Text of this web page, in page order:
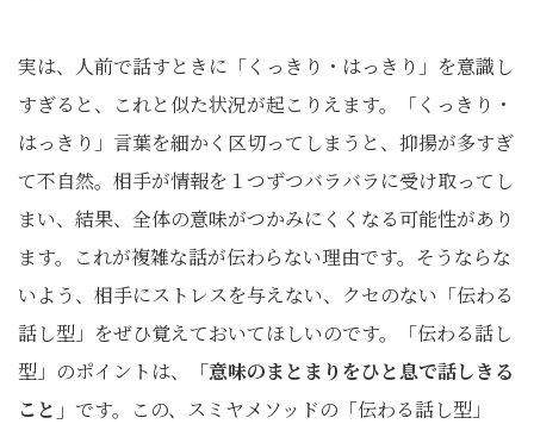
実は、人前で話すときに「くっきり・はっきり」を意識し
すぎると、これと似た状況が起こりえます。「くっきり・
はっきり」言葉を細かく区切ってしまうと、抑揚が多すぎ
て不自然。相手が情報を１つずつバラバラに受け取ってし
まい、結果、全体の意味がつかみにくくなる可能性があり
ます。これが複雑な話が伝わらない理由です。そうならな
いよう、相手にストレスを与えない、クセのない「伝わる
話し型」をぜひ覚えておいてほしいのです。「伝わる話し
型」のポイントは、
「意味のまとまりをひと息で話しきる
こと」 です。この、スミヤメソッドの「伝わる話し型」